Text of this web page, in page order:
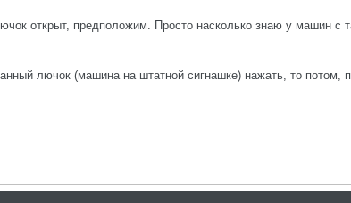
открыт, предположим. Просто насколько знаю у машин с
лючок (машина на штатной сигнашке) нажать, то потом,